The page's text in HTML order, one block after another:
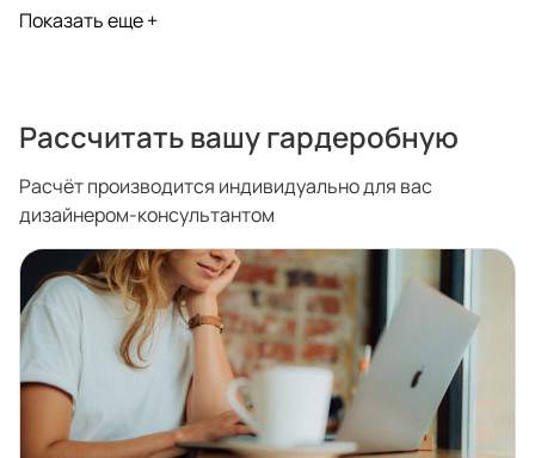
5 4314
Услуги
Дизайн-проект
Кредит и рассрочка
Сборка и установка
Гарантии
Доставка
Покупателям
Акции
Документация
Кухни на заказ
Блог
Показать еще +
Рассчитать вашу гардеробную
Расчёт производится индивидуально для вас
дизайнером-консультантом